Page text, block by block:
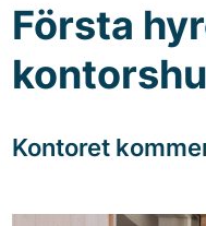
Första
Kontoret